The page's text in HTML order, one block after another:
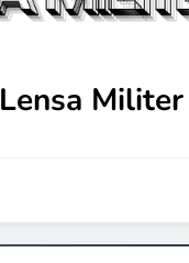
Lensa Militer